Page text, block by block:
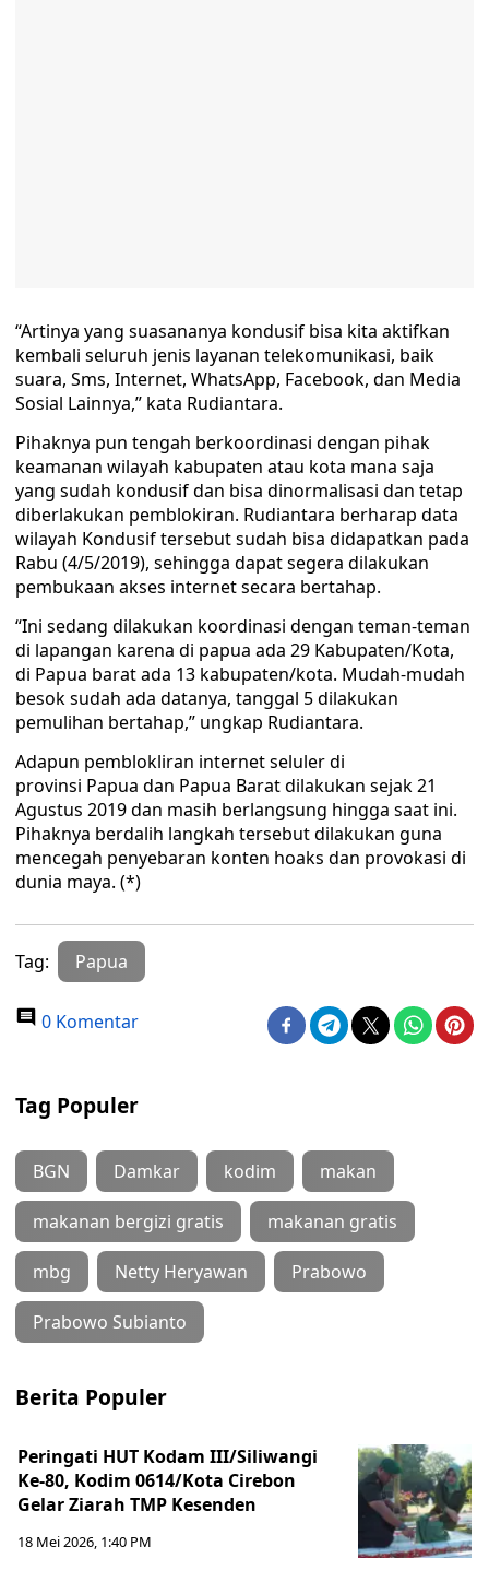
“Artinya yang suasananya kondusif bisa kita aktifkan
kembali seluruh jenis layanan telekomunikasi, baik
suara, Sms, Internet, WhatsApp, Facebook, dan Media
Sosial Lainnya,” kata Rudiantara.
Pihaknya pun tengah berkoordinasi dengan pihak
keamanan wilayah kabupaten atau kota mana saja
yang sudah kondusif dan bisa dinormalisasi dan tetap
diberlakukan pemblokiran. Rudiantara berharap data
wilayah Kondusif tersebut sudah bisa didapatkan pada
Rabu (4/5/2019), sehingga dapat segera dilakukan
pembukaan akses internet secara bertahap.
“Ini sedang dilakukan koordinasi dengan teman-teman
di lapangan karena di papua ada 29 Kabupaten/Kota,
di Papua barat ada 13 kabupaten/kota. Mudah-mudah
besok sudah ada datanya, tanggal 5 dilakukan
pemulihan bertahap,” ungkap Rudiantara.
Adapun pemblokliran internet seluler di
provinsi Papua dan Papua Barat dilakukan sejak 21
Agustus 2019 dan masih berlangsung hingga saat ini.
Pihaknya berdalih langkah tersebut dilakukan guna
mencegah penyebaran konten hoaks dan provokasi di
dunia maya. (*)
Tag: Papua
0 Komentar
Tag Populer
BGN Damkar kodim makan
makanan bergizi gratis makanan gratis
mbg Netty Heryawan Prabowo
Prabowo Subianto
Berita Populer
Peringati HUT Kodam III/Siliwangi
Ke-80, Kodim 0614/Kota Cirebon
Gelar Ziarah TMP Kesenden
18 Mei 2026, 1:40 PM